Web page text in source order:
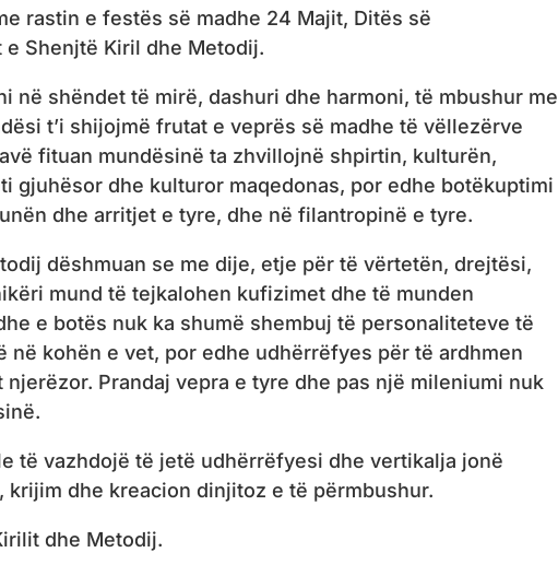
rastin e festës së madhe 24 Majit, Ditës së
Shenjtë Kiril dhe Metodij.
në shëndet të mirë, dashuri dhe harmoni, të mbushur me
t’i shijojmë frutat e veprës së madhe të vëllezërve
fituan mundësinë ta zhvillojnë shpirtin, kulturën,
gjuhësor dhe kulturor maqedonas, por edhe botëkuptimi
dhe arritjet e tyre, dhe në filantropinë e tyre.
dëshmuan se me dije, etje për të vërtetën, drejtësi,
mund të tejkalohen kufizimet dhe të munden
e botës nuk ka shumë shembuj të personaliteteve të
në kohën e vet, por edhe udhërrëfyes për të ardhmen
Prandaj vepra e tyre dhe pas një mileniumi nuk
të vazhdojë të jetë udhërrëfyesi dhe vertikalja jonë
dhe kreacion dinjitoz e të përmbushur.
dhe Metodij.